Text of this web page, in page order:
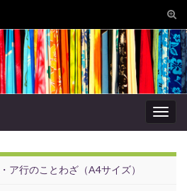
ア行のことわざ（A4サイズ）